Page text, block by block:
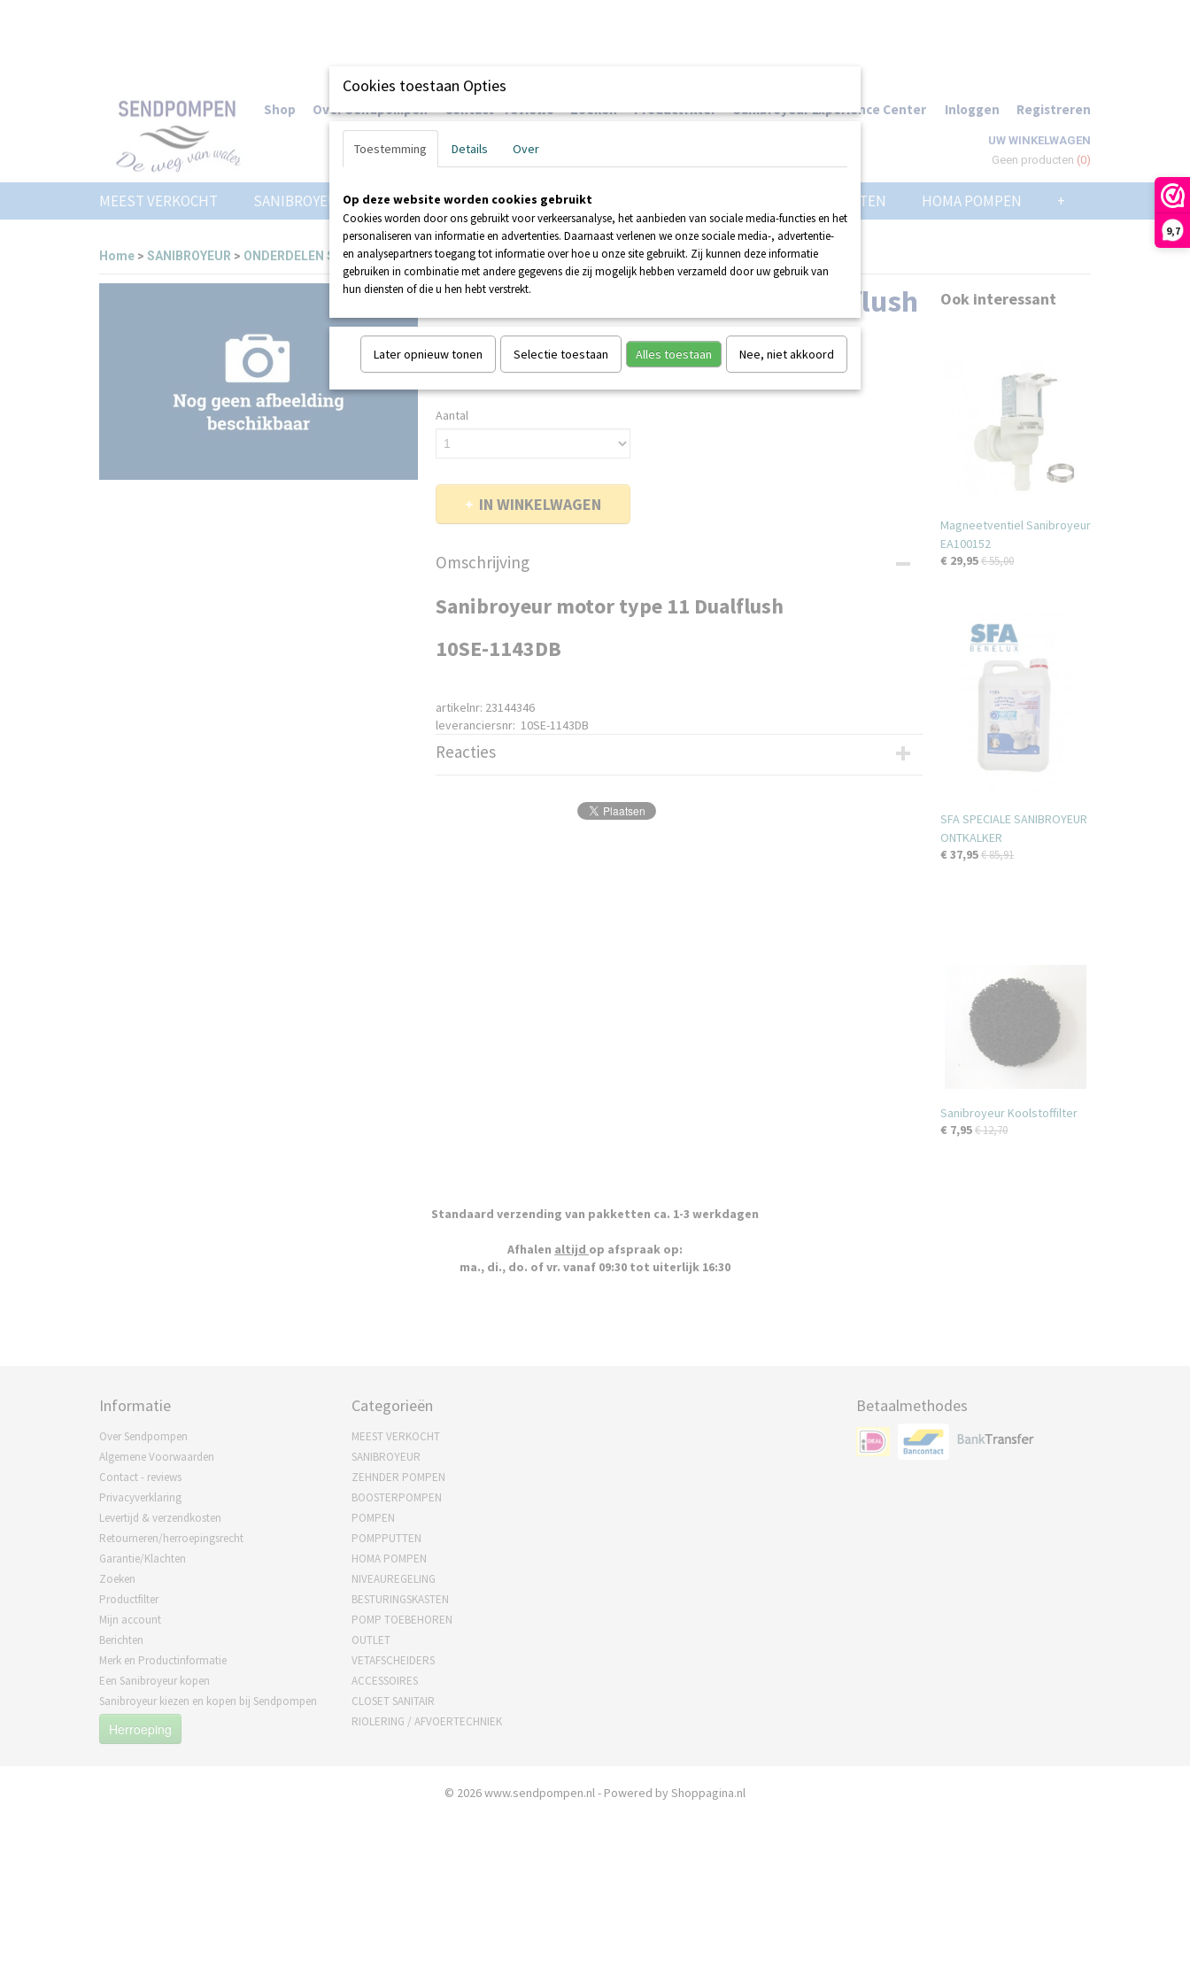
9,7
Shop Over Sendpompen Contact - reviews Zoeken Productfilter Sanibroyeur Experience Center Inloggen Registreren
UW WINKELWAGEN
Geen producten (0)
MEEST VERKOCHT SANIBROYEUR ZEHNDER POMPEN BOOSTERPOMPEN POMPPUTTEN HOMA POMPEN +
Home > SANIBROYEUR > ONDERDELEN SANIBROYEUR>Sanibroyeur motor type 11 Dualflush 10SE-1143DB
Sanibroyeur motor type 11 Dualflush
10SE-1143DB
€ 739,19 € 528,52
Aantal
IN WINKELWAGEN
Omschrijving
Sanibroyeur motor type 11 Dualflush
10SE-1143DB
artikelnr: 23144346
leveranciersnr: 10SE-1143DB
Reacties
Ook interessant
Magneetventiel Sanibroyeur
EA100152
€ 29,95€ 55,00
SFA SPECIALE SANIBROYEUR
ONTKALKER
€ 37,95€ 85,91
Sanibroyeur Koolstoffilter
€ 7,95€ 12,70
Standaard verzending van pakketten ca. 1-3 werkdagen
Afhalen altijd op afspraak op:
ma., di., do. of vr. vanaf 09:30 tot uiterlijk 16:30
Informatie
Over Sendpompen
Algemene Voorwaarden
Contact - reviews
Privacyverklaring
Levertijd & verzendkosten
Retourneren/herroepingsrecht
Garantie/Klachten
Zoeken
Productfilter
Mijn account
Berichten
Merk en Productinformatie
Een Sanibroyeur kopen
Sanibroyeur kiezen en kopen bij Sendpompen
Herroeping
Categorieën
MEEST VERKOCHT
SANIBROYEUR
ZEHNDER POMPEN
BOOSTERPOMPEN
POMPEN
POMPPUTTEN
HOMA POMPEN
NIVEAUREGELING
BESTURINGSKASTEN
POMP TOEBEHOREN
OUTLET
VETAFSCHEIDERS
ACCESSOIRES
CLOSET SANITAIR
RIOLERING / AFVOERTECHNIEK
Betaalmethodes
© 2026 www.sendpompen.nl - Powered by Shoppagina.nl
Cookies toestaan Opties
Toestemming Details Over
Op deze website worden cookies gebruikt
Cookies worden door ons gebruikt voor verkeersanalyse, het aanbieden van sociale media-functies en het
personaliseren van informatie en advertenties. Daarnaast verlenen we onze sociale media-, advertentie-
en analysepartners toegang tot informatie over hoe u onze site gebruikt. Zij kunnen deze informatie
gebruiken in combinatie met andere gegevens die zij mogelijk hebben verzameld door uw gebruik van
hun diensten of die u hen hebt verstrekt.
Later opnieuw tonen Selectie toestaan Alles toestaan Nee, niet akkoord